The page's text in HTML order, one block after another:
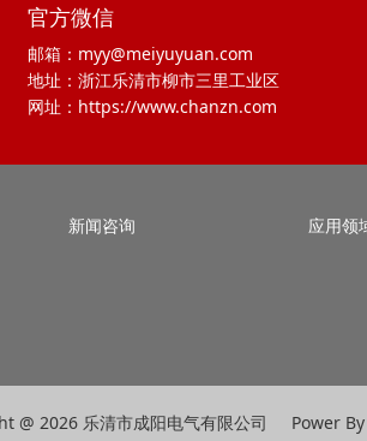
官方微信
邮箱：myy@meiyuyuan.com
地址：浙江乐清市柳市三里工业区
网址：https://www.chanzn.com
新闻咨询 应用领
@ 2026 乐清市成阳电气有限公司 Power By